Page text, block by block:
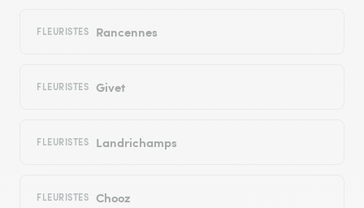
FLEURISTES Rancennes
FLEURISTES Givet
FLEURISTES Landrichamps
FLEURISTES Chooz